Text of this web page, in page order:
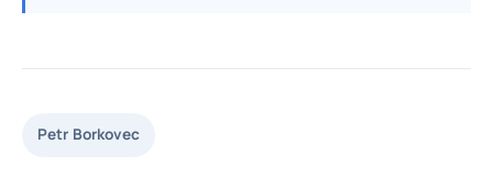
Petr Borkovec